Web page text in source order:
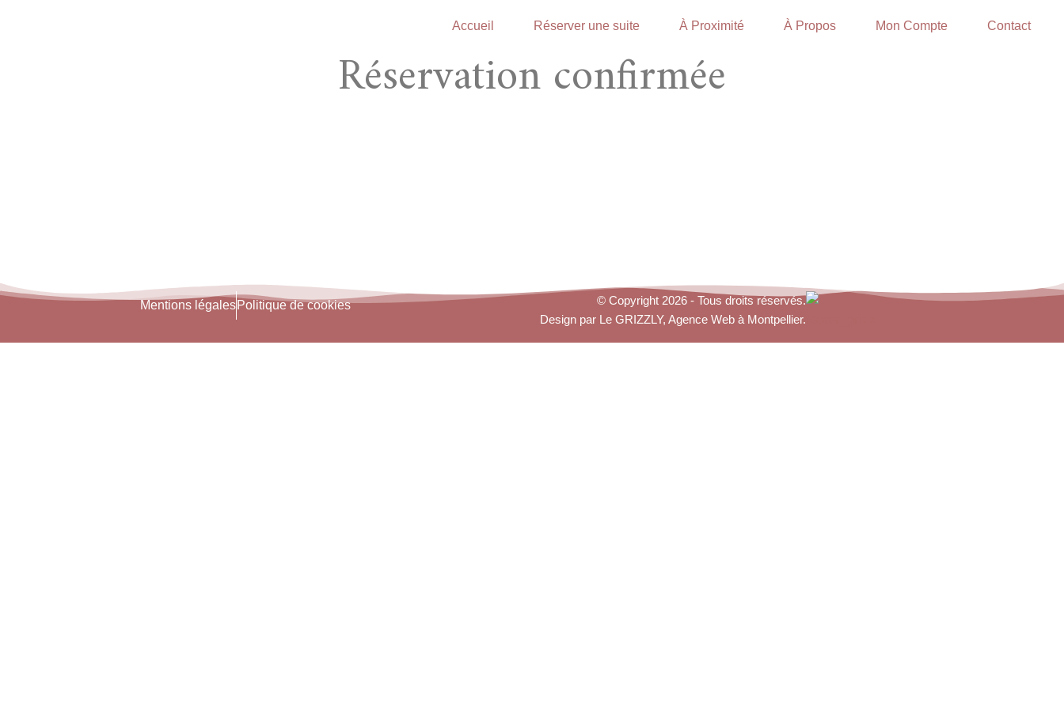
Accueil Réserver une suite À Proximité À Propos Mon Compte Contact
Réservation confirmée
Mentions légalesPolitique de cookies
© Copyright 2026 - Tous droits réservés.
Design par Le GRIZZLY, Agence Web à Montpellier.